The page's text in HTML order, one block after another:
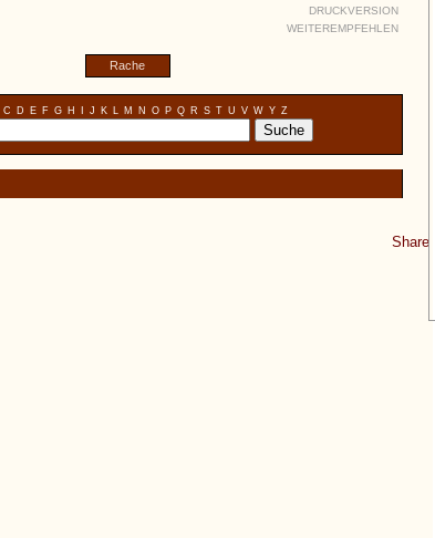
DRUCKVERSION
WEITEREMPFEHLEN
Rache
C D E F G H J K L M N O P Q R S T U V W Y Z
Share